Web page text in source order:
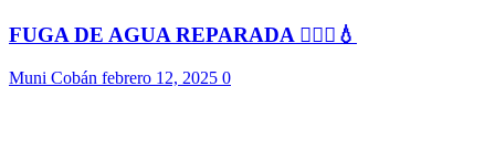
FUGA DE AGUA REPARADA 👷🏻‍♂️💧
Muni Cobán febrero 12, 2025 0